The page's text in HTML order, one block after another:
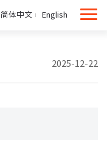
简体中文 English
2025-12-22